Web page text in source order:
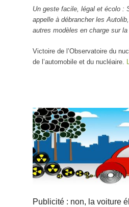
Un geste facile, légal et écolo :
appelle à débrancher les
autres modèles en charge sur
Victoire de l’Observatoire du
de l’automobile et du nucléaire.
Publicité : non, la voiture